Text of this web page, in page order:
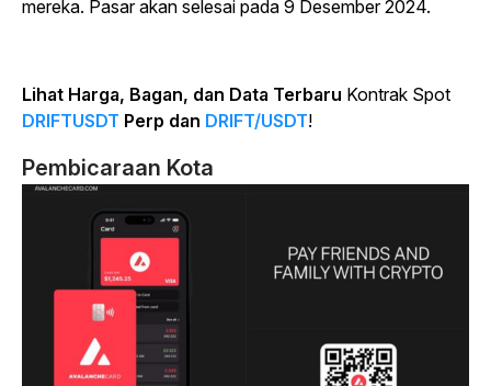
mereka. Pasar akan selesai pada 9 Desember 2024.
Lihat Harga, Bagan, dan Data Terbaru Kontrak Spot
DRIFTUSDT Perp dan DRIFT/USDT!
Pembicaraan Kota